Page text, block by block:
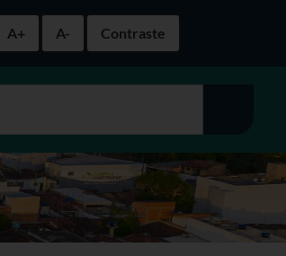
A+
A- Contraste